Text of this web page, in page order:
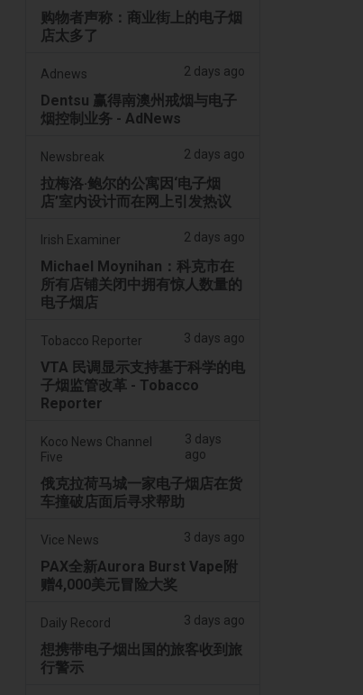
购物者声称：商业街上的电子烟
店太多了
Adnews 2 days ago
Dentsu 赢得南澳州戒烟与电子
烟控制业务 - AdNews
Newsbreak 2 days ago
拉梅洛·鲍尔的公寓因‘电子烟
店’室内设计而在网上引发热议
Irish Examiner 2 days ago
Michael Moynihan：科克市在
所有店铺关闭中拥有惊人数量的
电子烟店
Tobacco Reporter 3 days ago
VTA 民调显示支持基于科学的电
子烟监管改革 - Tobacco
Reporter
Koco News Channel
Five
3 days
ago
俄克拉荷马城一家电子烟店在货
车撞破店面后寻求帮助
Vice News 3 days ago
PAX全新Aurora Burst Vape附
赠4,000美元冒险大奖
Daily Record 3 days ago
想携带电子烟出国的旅客收到旅
行警示